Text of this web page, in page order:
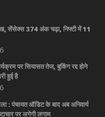
सेंसेक्स 374 अंक चढ़ा, निफ्टी में 11
पर सियासत तेज, बुकिंग रद्द होने
हुई है
: पंचायत ऑडिट के बाद अब अनिवार्य
पर लगेगी लगाम